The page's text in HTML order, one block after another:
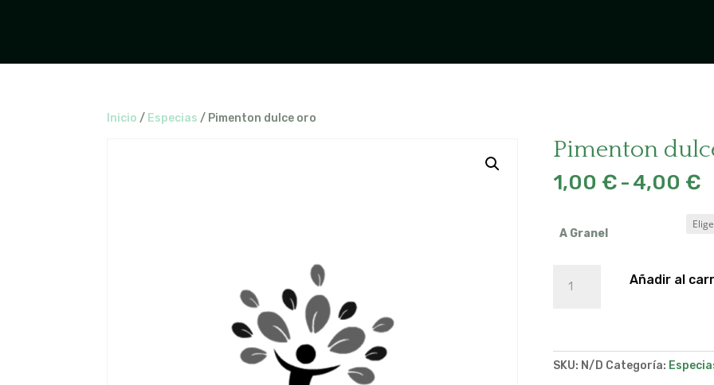
Inicio / Especias / Pimenton dulce oro
Pimenton
1,00 €-4,00 €
A Granel
dulce
Añadir al
SKU: N/D Categoría: